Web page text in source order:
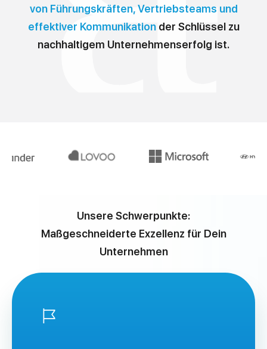
von Führungskräften, Vertriebsteams und
effektiver Kommunikation der Schlüssel zu
nachhaltigem Unternehmenserfolg ist.
Unsere Schwerpunkte:
Maßgeschneiderte Exzellenz für Dein
Unternehmen